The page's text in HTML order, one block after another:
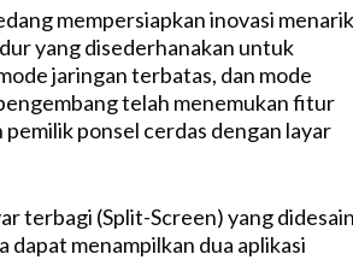
mempersiapkan inovasi menarik
yang disederhanakan untuk
jaringan terbatas, dan mode
telah menemukan fitur
ponsel cerdas dengan layar
terbagi (Split-Screen) yang didesain
menampilkan dua aplikasi